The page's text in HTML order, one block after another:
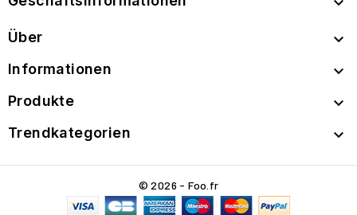
Über 
Informationen 
Produkte 
Trendkategorien 
© 2026 - Foo.fr